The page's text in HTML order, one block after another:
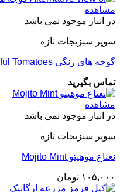
مشاهده
در انبار موجود نمی باشد
سوپر سبزیجات تازه
گوجه های رنگی Colorful Tomatoes
تماس بگیرید
مشاهده
در انبار موجود نمی باشد
سوپر سبزیجات تازه
نعناع موهیتو Mojito Mint
۱۰۵,۰۰۰ تومان